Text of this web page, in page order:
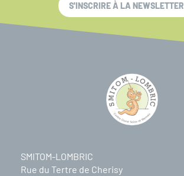
SMITOM-LOMBRIC
Rue du Tertre de Cherisy
S'INSCRIRE À LA NEWSLETTER